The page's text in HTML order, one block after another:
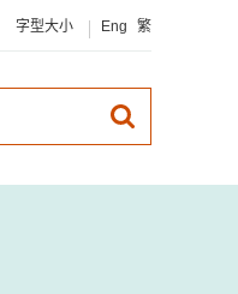
字型大小 Eng 繁